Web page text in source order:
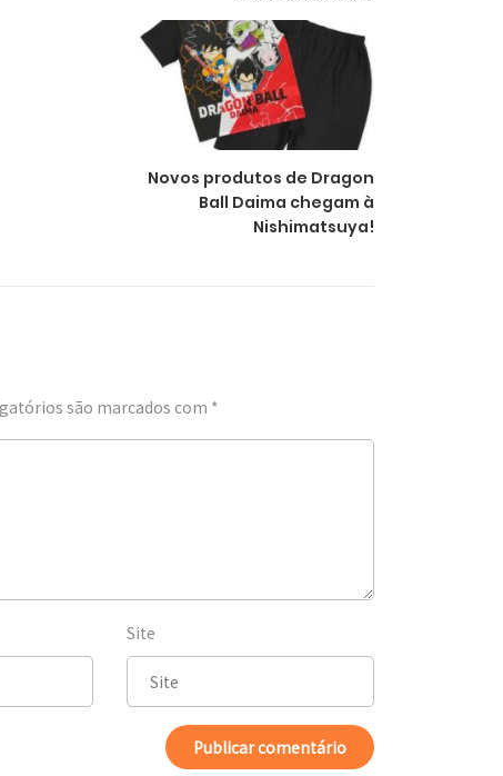
Novos produtos de Dragon
Ball Daima chegam à
Nishimatsuya!
são marcados com *
Site